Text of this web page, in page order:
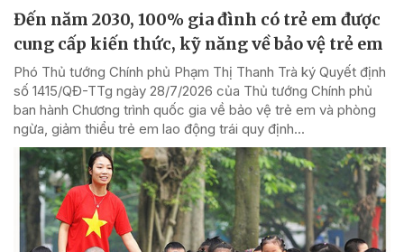
Đến năm 2030, 100% gia đình có trẻ em được
cung cấp kiến thức, kỹ năng về bảo vệ trẻ em
Phó Thủ tướng Chính phủ Phạm Thị Thanh Trà ký Quyết định
số 1415/QĐ-TTg ngày 28/7/2026 của Thủ tướng Chính phủ
ban hành Chương trình quốc gia về bảo vệ trẻ em và phòng
ngừa, giảm thiểu trẻ em lao động trái quy định...